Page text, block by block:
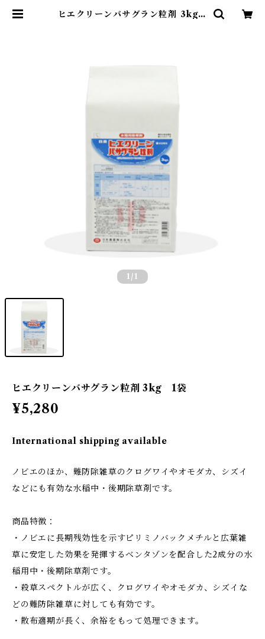
ヒエクリーンバサグラン粒剤 3kg
1 /1
ヒエクリーンバサグラン粒剤 3kg 1袋
¥5,280
International shipping available
ノビエのほか、難防除雑草のクログワイやオモダカ、シズイ
などにも有効な水稲中・後期除草剤です。
商品特徴：
・ノビエに長期残効性を示すピリミノバックメチルと広葉雑
草に安定した効果を発揮するベンタゾンを配合した2成分の水
稲用中・後期除草剤です。
・殺草スペクトルが広く、クログワイやオモダカ、シズイな
どの難防除雑草に対しても有効です。
・散布適期が長く、余裕をもって処理できます。